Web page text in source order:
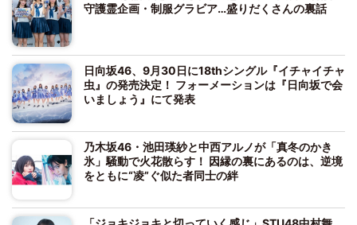
守護霊企画・制服グラビア…盛りだくさんの裏話
日向坂46、9月30日に18thシングル『イチャイチャ
虫』の発売決定！ フォーメーションは『日向坂で会
いましょう』にて発表
乃木坂46・池田瑛紗と中西アルノが「真冬のかき
氷」騒動で火花散らす！ 因縁の裏にあるのは、逆境
をともに“凌”ぐ似た者同士の絆